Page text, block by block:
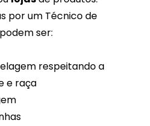
por um Técnico de
ser:
respeitando a
e raça